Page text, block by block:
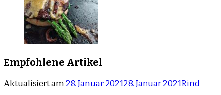
Empfohlene Artikel
Aktualisiert am28. Januar 202128. Januar 2021Rind